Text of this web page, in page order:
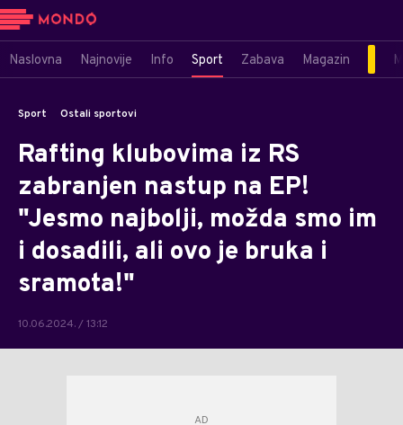
Naslovna Najnovije Info Sport Zabava Magazin
Sport Ostali sportovi
Rafting klubovima iz RS
zabranjen nastup na EP!
"Jesmo najbolji, možda smo im
i dosadili, ali ovo je bruka i
sramota!"
10.06.2024. / 13:12